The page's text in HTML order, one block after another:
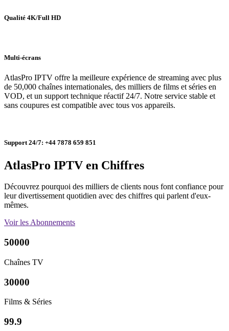
Qualité 4K/Full HD
Multi-écrans
AtlasPro IPTV offre la meilleure expérience de streaming avec plus
de 50,000 chaînes internationales, des milliers de films et séries en
VOD, et un support technique réactif 24/7. Notre service stable et
sans coupures est compatible avec tous vos appareils.
Support 24/7: +44 7878 659 851
AtlasPro IPTV en Chiffres
Découvrez pourquoi des milliers de clients nous font confiance pour
leur divertissement quotidien avec des chiffres qui parlent d'eux-
mêmes.
Voir les Abonnements
50000
Chaînes TV
30000
Films & Séries
99.9